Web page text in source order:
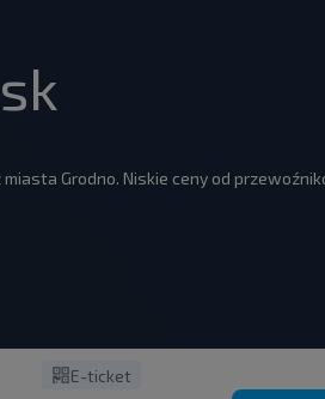
Grodno. Niskie ceny od
E-ticket